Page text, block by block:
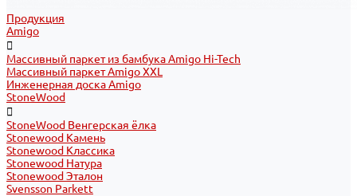
Продукция
Amigo
Массивный паркет из бамбука Amigo Hi-Tech
Массивный паркет Amigo XXL
Инженерная доска Amigo
StoneWood
StoneWood Венгерская ёлка
Stonewood Камень
Stonewood Классика
Stonewood Натура
Stonewood Эталон
Svensson Parkett